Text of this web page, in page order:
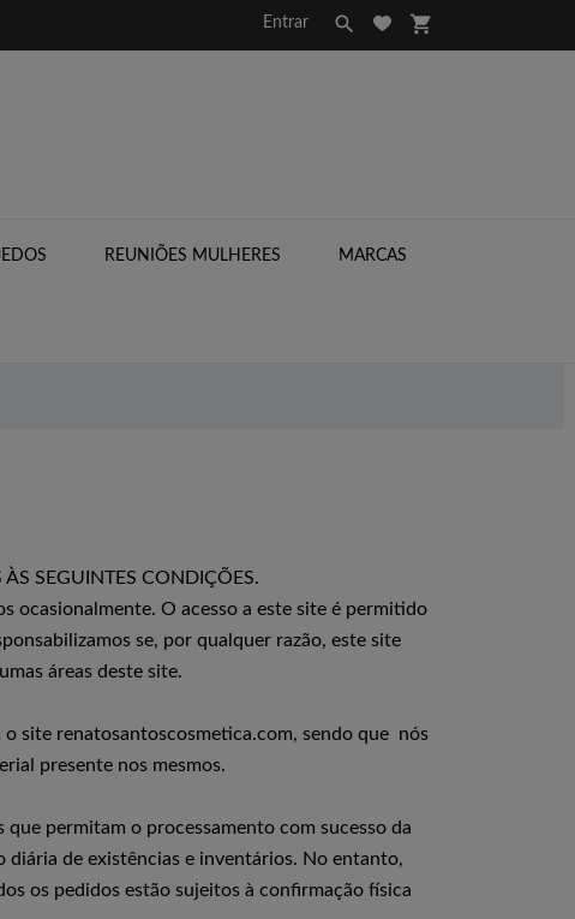
Entrar  shopping_cart
REUNIÕES MULHERES MARCAS
SEGUINTES CONDIÇÕES.
ocasionalmente. O acesso a este site é permitido
se, por qualquer razão, este site
áreas deste site.
site renatosantoscosmetica.com, sendo que nós
presente nos mesmos.
permitam o processamento com sucesso da
diária de existências e inventários. No entanto,
os pedidos estão sujeitos à confirmação física